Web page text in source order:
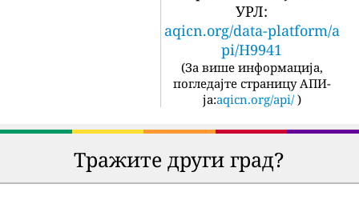
УРЛ:
aqicn.org/data-platform/a
pi/H9941
(За више информација,
погледајте страницу АПИ-
ја:aqicn.org/api/ )
Тражите други град?